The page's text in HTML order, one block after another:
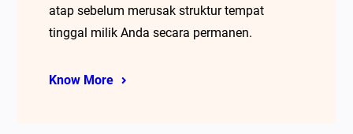
atap sebelum merusak struktur tempat
tinggal milik Anda secara permanen.
Know More